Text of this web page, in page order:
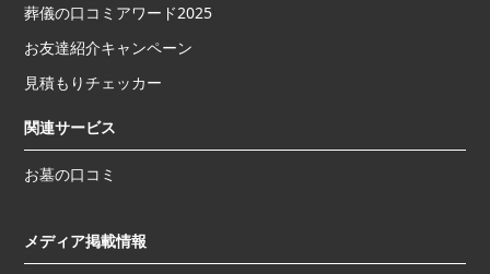
葬儀の口コミアワード2025
お友達紹介キャンペーン
見積もりチェッカー
関連サービス
お墓の口コミ
メディア掲載情報